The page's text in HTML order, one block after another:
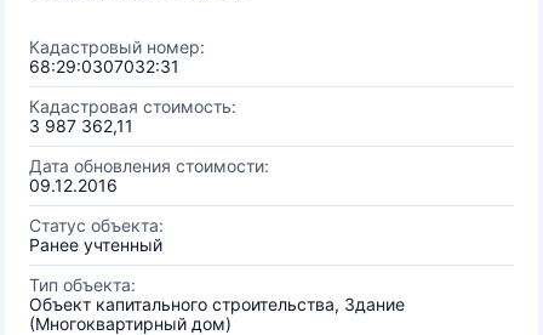
Кадастровый номер:
68:29:0307032:31
Кадастровая стоимость:
3 987 362,11
Дата обновления стоимости:
09.12.2016
Статус объекта:
Ранее учтенный
Тип объекта:
Объект капитального строительства, Здание
(Многоквартирный дом)